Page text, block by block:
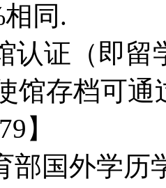
相同.
认证（即留
馆存档可
】
部国外学历